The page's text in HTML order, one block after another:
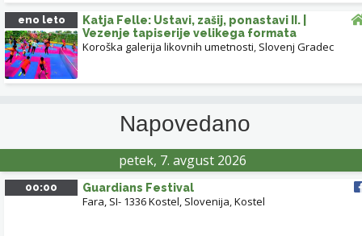
eno leto
Katja Felle: Ustavi, zašij, ponastavi II. |
Vezenje tapiserije velikega formata
Koroška galerija likovnih umetnosti, Slovenj Gradec
Napovedano
petek, 7. avgust 2026
00:00 Guardians Festival
Fara, SI- 1336 Kostel, Slovenija,Kostel